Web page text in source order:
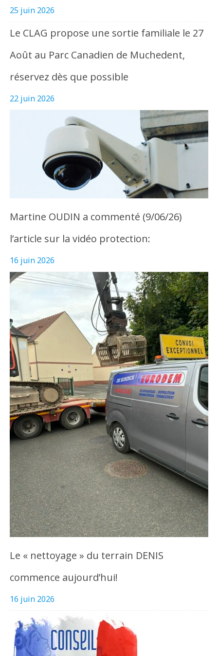
25 juin 2026
Le CLAG propose une sortie familiale le 27
Août au Parc Canadien de Muchedent,
réservez dès que possible
22 juin 2026
Martine OUDIN a commenté (9/06/26)
l’article sur la vidéo protection:
16 juin 2026
Le « nettoyage » du terrain DENIS
commence aujourd’hui!
16 juin 2026